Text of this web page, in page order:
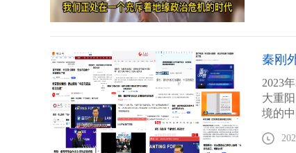
秦刚
2023
大重
境的